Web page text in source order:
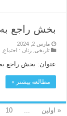
بخش راجع
مارس 2, 2024
تاریخی ,زنان : اجتماع
عنوان: بخش راجع به
مطالعه بیشتر »
« اولین 10